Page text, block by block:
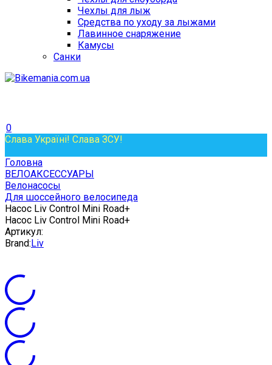
Чехлы для лыж
Средства по уходу за лыжами
Лавинное снаряжение
Камусы
Санки
0
Слава Україні! Слава ЗСУ!
Головна
ВЕЛОАКСЕССУАРЫ
Велонасосы
Для шоссейного велосипеда
Насос Liv Control Mini Road+
Насос Liv Control Mini Road+
Артикул:
Brand:Liv